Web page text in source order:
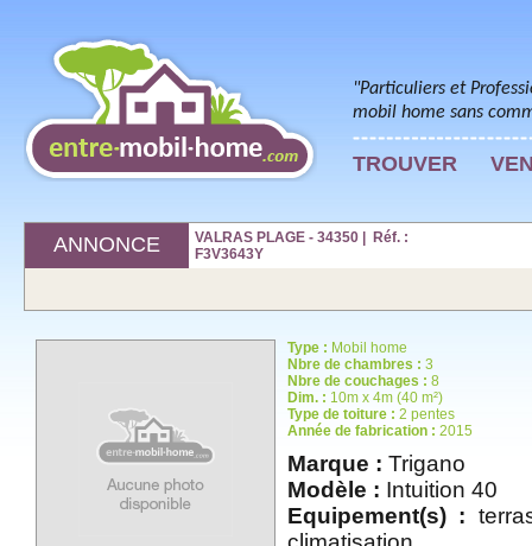
"Particuliers et
mobil home sans
TROUVER
ANNONCE
VALRAS PLAGE - 34350 | Réf. :
F3V3643Y
Type : Mobil home
Nbre de chambres : 3
Nbre de couchages : 8
Dim. : 10m x 4m (40 m²)
Type de toiture : 2 pentes
Année de fabrication : 2015
Marque : Trigano
Modèle : Intuition 40
Equipement(s) :